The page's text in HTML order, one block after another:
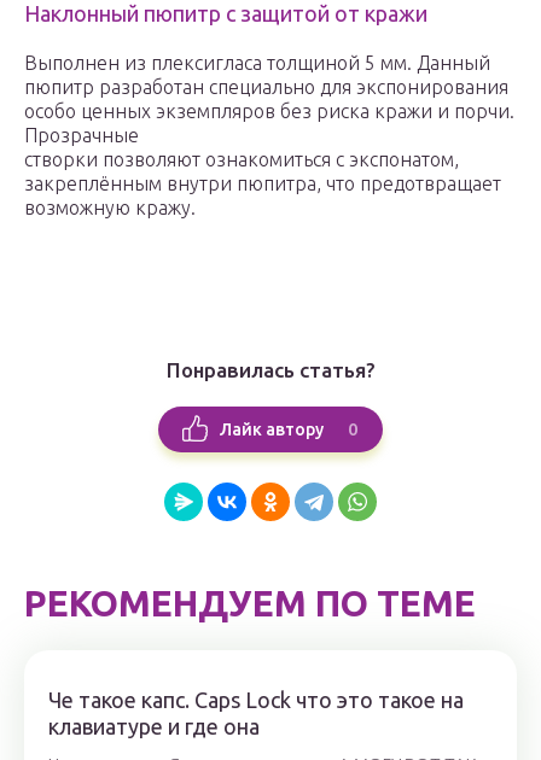
Наклонный пюпитр с защитой от кражи
Выполнен из плексигласа толщиной 5 мм. Данный
пюпитр разработан специально для экспонирования
особо ценных экземпляров без риска кражи и порчи.
Прозрачные
створки позволяют ознакомиться с экспонатом,
закреплённым внутри пюпитра, что предотвращает
возможную кражу.
Понравилась статья?
Лайк автору 0
РЕКОМЕНДУЕМ ПО ТЕМЕ
Че такое капс. Caps Lock что это такое на
клавиатуре и где она